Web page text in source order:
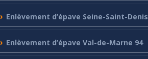
Enlèvement d’épave Seine-Saint-
Enlèvement d’épave Val-de-Marne 94